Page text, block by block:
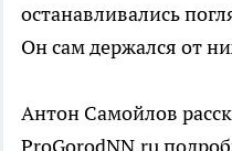
останавливались
Он сам держался от
Антон Самойлов